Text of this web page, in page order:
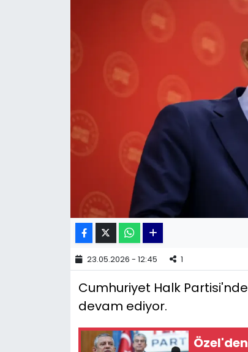
23.05.2026 - 12:45 1
Cumhuriyet Halk
devam ediyor.
TEKNOLOJİ
YEREL POLİTİKA
YEREL YÖNETİMLER